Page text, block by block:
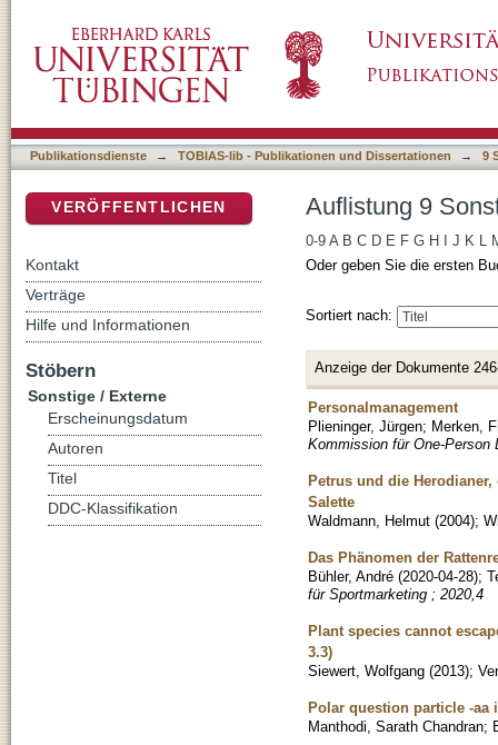
Publikationsdienste → TOBIAS-lib - Publikationen und Dissertationen → 9
Auflistung 9
0-9 A B C D E F G H J K L
Oder geben Sie die ersten
Sortiert nach:
Anzeige der Dokumente
Personalmanagement
Plieninger, Jürgen; Merken,
Kommission für One-Person
Petrus und die
Salette
Waldmann, Helmut (2004);
Das Phänomen der
Bühler, André (2020-04-28);
für Sportmarketing ; 2020,4
Plant species cannot
3.3)
Siewert, Wolfgang (2013);
Polar question particle -aa
Manthodi, Sarath Chandran;
VERÖFFENTLICHEN
Kontakt
Verträge
Hilfe und Informationen
Stöbern
Sonstige / Externe
Erscheinungsdatum
Autoren
Titel
DDC-Klassifikation